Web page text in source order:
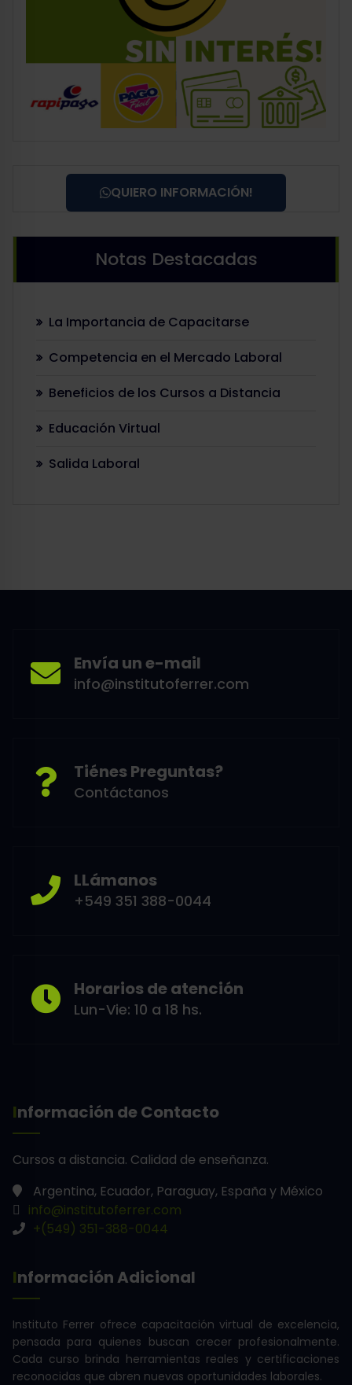
QUIERO INFORMACIÓN!
Notas Destacadas
La Importancia de Capacitarse
Competencia en el Mercado Laboral
Beneficios de los Cursos a Distancia
Educación Virtual
Salida Laboral
Envía un e-mail
info@institutoferrer.com
Tiénes Preguntas?
Contáctanos
LLámanos
+549 351 388-0044
Horarios de atención
Lun-Vie: 10 a 18 hs.
Información de Contacto
Cursos a distancia. Calidad de enseñanza.
Argentina, Ecuador, Paraguay, España y México
info@institutoferrer.com
+(549) 351-388-0044
Información Adicional
Instituto Ferrer ofrece capacitación virtual de excelencia,
pensada para quienes buscan crecer profesionalmente.
Cada curso brinda herramientas reales y certificaciones
reconocidas que abren nuevas oportunidades laborales.